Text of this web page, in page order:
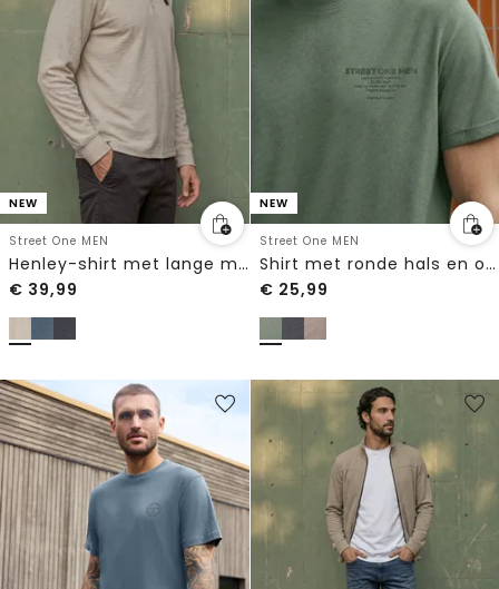
NEW
Street One MEN
Henley-shirt met lange mouwen in gemêleerde look
€ 39,99
NEW
Street One MEN
Shirt met ronde hals en opdruk op de borst
€ 25,99